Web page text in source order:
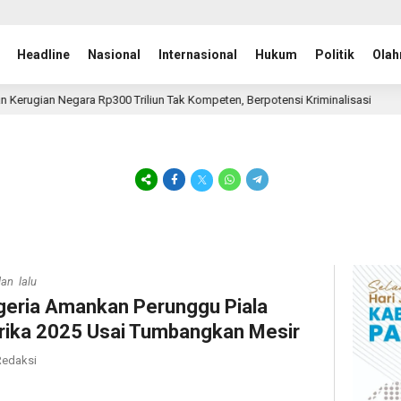
Headline Nasional Internasional Hukum Politik
Negara Rp300 Triliun Tak Kompeten, Berpotensi Kriminalisasi 9
lalu
Amankan Perunggu Piala
2025 Usai Tumbangkan Mesir